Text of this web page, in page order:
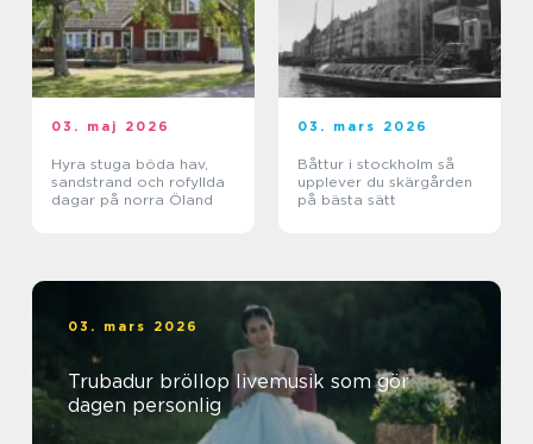
03. maj 2026
Hyra stuga böda hav,
sandstrand och rofyllda
dagar på norra Öland
03. mars 2026
Båttur i stockholm så
upplever du skärgården
på bästa sätt
03. mars 2026
Trubadur bröllop livemusik som gör
dagen personlig